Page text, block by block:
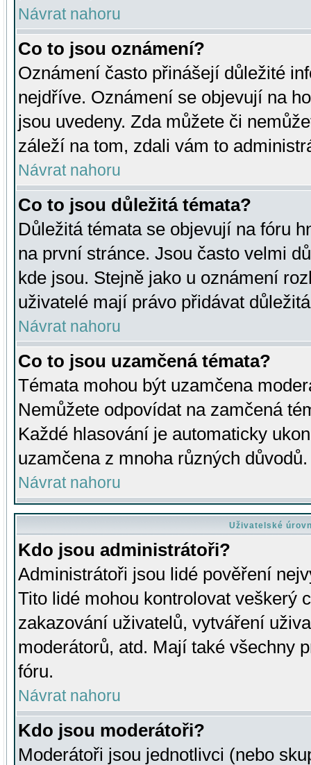
Návrat nahoru
Co to jsou oznámení?
Oznámení často přinášejí důležité
nejdříve. Oznámení se objevují na
jsou uvedeny. Zda můžete či
záleží na tom, zdali vám to
Návrat nahoru
Co to jsou důležitá témata?
Důležitá témata se objevují na fóru
na první stránce. Jsou často velmi
kde jsou. Stejně jako u oznámení
uživatelé mají právo přidávat
Návrat nahoru
Co to jsou uzamčená témata?
Témata mohou být uzamčena
Nemůžete odpovídat na zamčená
Každé hlasování je automaticky
uzamčena z mnoha různých důvodů.
Návrat nahoru
Uživatelské
Kdo jsou administrátoři?
Administrátoři jsou lidé pověření
Tito lidé mohou kontrolovat veškerý
zakazování uživatelů, vytváření
moderátorů, atd. Mají také všechny
fóru.
Návrat nahoru
Kdo jsou moderátoři?
Moderátoři jsou jednotlivci (nebo